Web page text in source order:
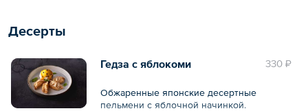
Десерты
330 ₽
Гедза с яблокоми
Обжаренные японские десертные
пельмени с яблочной начинкой.